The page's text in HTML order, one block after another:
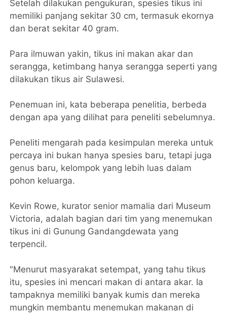
Setelah dilakukan pengukuran, spesies tikus ini
memiliki panjang sekitar 30 cm, termasuk ekornya
dan berat sekitar 40 gram.
Para ilmuwan yakin, tikus ini makan akar dan
serangga, ketimbang hanya serangga seperti yang
dilakukan tikus air Sulawesi.
Penemuan ini, kata beberapa penelitia, berbeda
dengan apa yang dilihat para peneliti sebelumnya.
Peneliti mengarah pada kesimpulan mereka untuk
percaya ini bukan hanya spesies baru, tetapi juga
genus baru, kelompok yang lebih luas dalam
pohon keluarga.
Kevin Rowe, kurator senior mamalia dari Museum
Victoria, adalah bagian dari tim yang menemukan
tikus ini di Gunung Gandangdewata yang
terpencil.
"Menurut masyarakat setempat, yang tahu tikus
itu, spesies ini mencari makan di antara akar. Ia
tampaknya memiliki banyak kumis dan mereka
mungkin membantu menemukan makanan di